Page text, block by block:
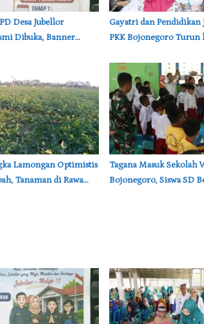
Desa Jubellor
Dibuka, Banner
‎Gayatri dan Pendidikan
PKK Bojonegoro Turun
Lamongan Optimistis
Tanaman di Rawa
‎Tagana Masuk Sekolah
Bojonegoro, Siswa SD